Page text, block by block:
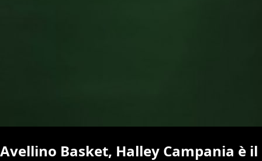
Avellino Basket, Halley Campania è il